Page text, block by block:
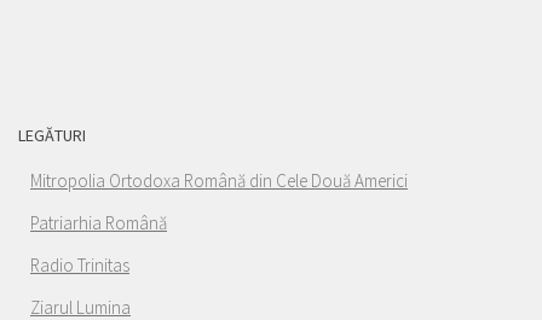
LEGĂTURI
Mitropolia Ortodoxa Română din Cele Două Americi
Patriarhia Română
Radio Trinitas
Ziarul Lumina